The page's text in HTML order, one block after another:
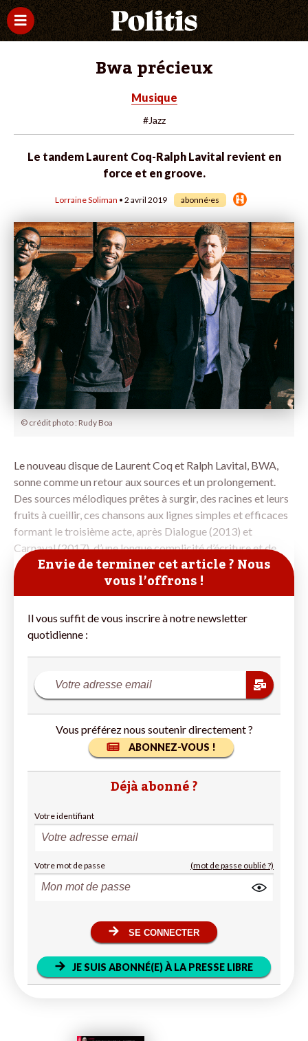
Bwa précieux
Musique
#Jazz
Le tandem Laurent Coq-Ralph Lavital revient en
force et en groove.
Lorraine Soliman • 2 avril 2019 abonné·es
© crédit photo : Rudy Boa
Le nouveau disque de Laurent Coq et Ralph Lavital, BWA,
sonne comme un retour aux sources et un prolongement.
Des sources mélodiques prêtes à surgir, des racines et leurs
fruits à cueillir, ces chansons aux lignes simples et efficaces
formant le troisième acte, après Dialogue (2013) et
Carnaval (2017), d’une longue complicité d’écriture et de
Envie de terminer cet article ? Nous
vous l’offrons !
Il vous suffit de vous inscrire à notre newsletter
quotidienne :
Vous préférez nous soutenir directement ?
ABONNEZ-VOUS !
Déjà abonné ?
Votre identifiant
Votre mot de passe (mot de passe oublié ?)
SE CONNECTER
JE SUIS ABONNÉ(E) À LA PRESSE LIBRE